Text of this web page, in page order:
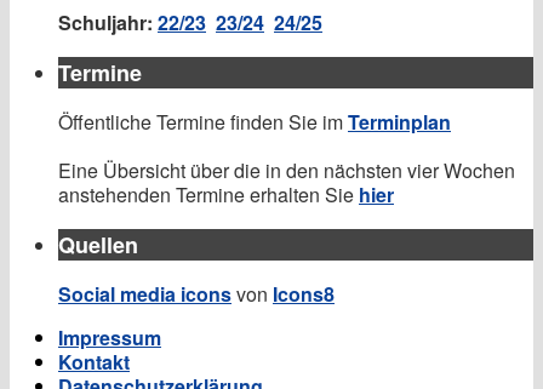
Schuljahr: 22/23 23/24 24/25
Termine
Öffentliche Termine finden Sie imTerminplan
Eine Übersicht über die in den nächsten vier Wochen
anstehenden Termine erhalten Sie hier
Quellen
Social media iconsvon Icons8
Impressum
Kontakt